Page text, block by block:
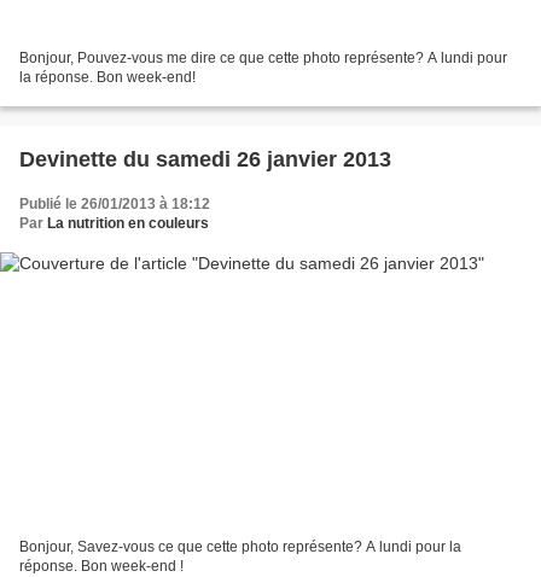
Bonjour, Pouvez-vous me dire ce que cette photo représente? A lundi pour
la réponse. Bon week-end!
Devinette du samedi 26 janvier 2013
Publié le 26/01/2013 à 18:12
Par La nutrition en couleurs
Bonjour, Savez-vous ce que cette photo représente? A lundi pour la
réponse. Bon week-end !